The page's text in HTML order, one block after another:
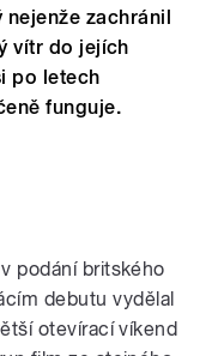
nejenže zachránil
vítr do jejích
po letech
funguje.
podání britského
debutu vydělal
otevírací víkend